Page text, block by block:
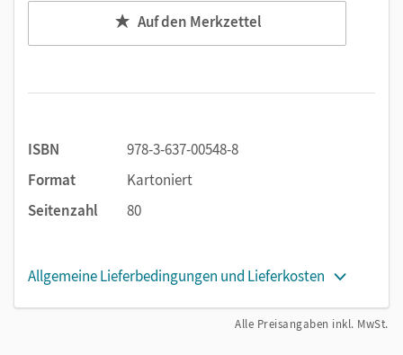
Auf den Merkzettel
ISBN
978-3-637-00548-8
Format
Kartoniert
Seitenzahl
80
Allgemeine Lieferbedingungen und Lieferkosten
Alle Preisangaben inkl. MwSt.